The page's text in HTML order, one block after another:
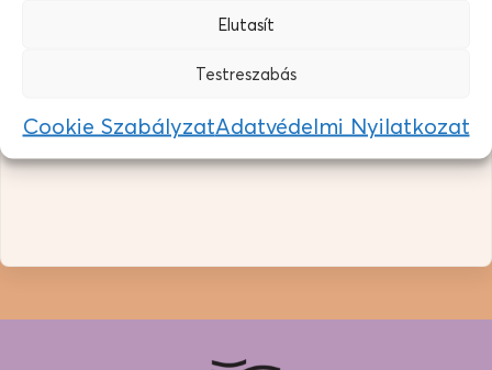
Elutasít
Testreszabás
Cookie SzabályzatAdatvédelmi Nyilatkozat